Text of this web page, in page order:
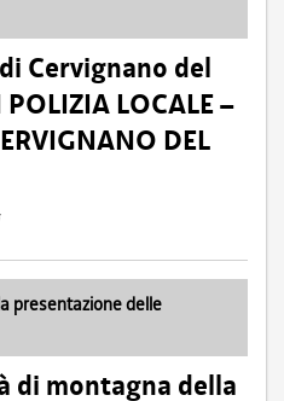
Cervignano del
LOCALE –
DEL
presentazione delle
di montagna della